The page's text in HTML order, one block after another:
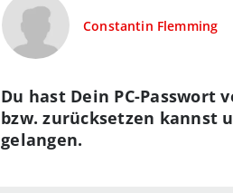
Constantin Flemming
Du hast Dein PC-Passwort
bzw. zurücksetzen kannst
gelangen.